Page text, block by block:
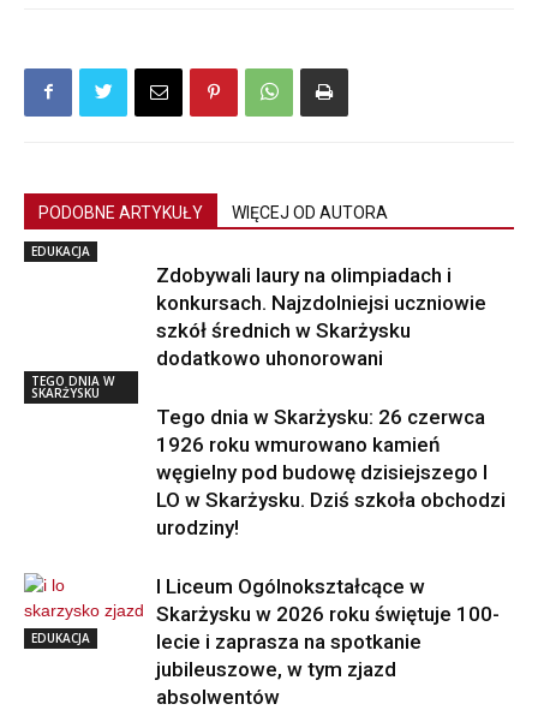
PODOBNE ARTYKUŁY WIĘCEJ OD AUTORA
EDUKACJA
Zdobywali laury na olimpiadach i
konkursach. Najzdolniejsi uczniowie
szkół średnich w Skarżysku
dodatkowo uhonorowani
TEGO DNIA W
SKARŻYSKU
Tego dnia w Skarżysku: 26 czerwca
1926 roku wmurowano kamień
węgielny pod budowę dzisiejszego I
LO w Skarżysku. Dziś szkoła obchodzi
urodziny!
EDUKACJA
I Liceum Ogólnokształcące w
Skarżysku w 2026 roku świętuje 100-
lecie i zaprasza na spotkanie
jubileuszowe, w tym zjazd
absolwentów